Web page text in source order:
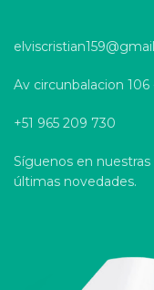
Av circunbalacion
+51 965 209 730
Síguenos en
últimas novedades.